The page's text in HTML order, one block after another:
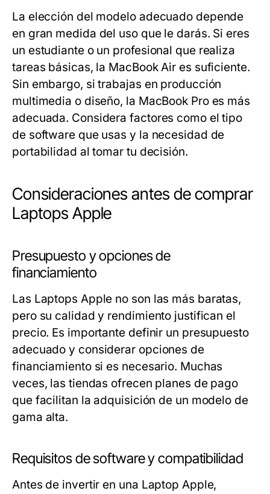
La elección del modelo adecuado depende
en gran medida del uso que le darás. Si eres
un estudiante o un profesional que realiza
tareas básicas, la MacBook Air es suficiente.
Sin embargo, si trabajas en producción
multimedia o diseño, la MacBook Pro es más
adecuada. Considera factores como el tipo
de software que usas y la necesidad de
portabilidad al tomar tu decisión.
Consideraciones antes de comprar
Laptops Apple
Presupuesto y opciones de
financiamiento
Las Laptops Apple no son las más baratas,
pero su calidad y rendimiento justifican el
precio. Es importante definir un presupuesto
adecuado y considerar opciones de
financiamiento si es necesario. Muchas
veces, las tiendas ofrecen planes de pago
que facilitan la adquisición de un modelo de
gama alta.
Requisitos de software y compatibilidad
Antes de invertir en una Laptop Apple,